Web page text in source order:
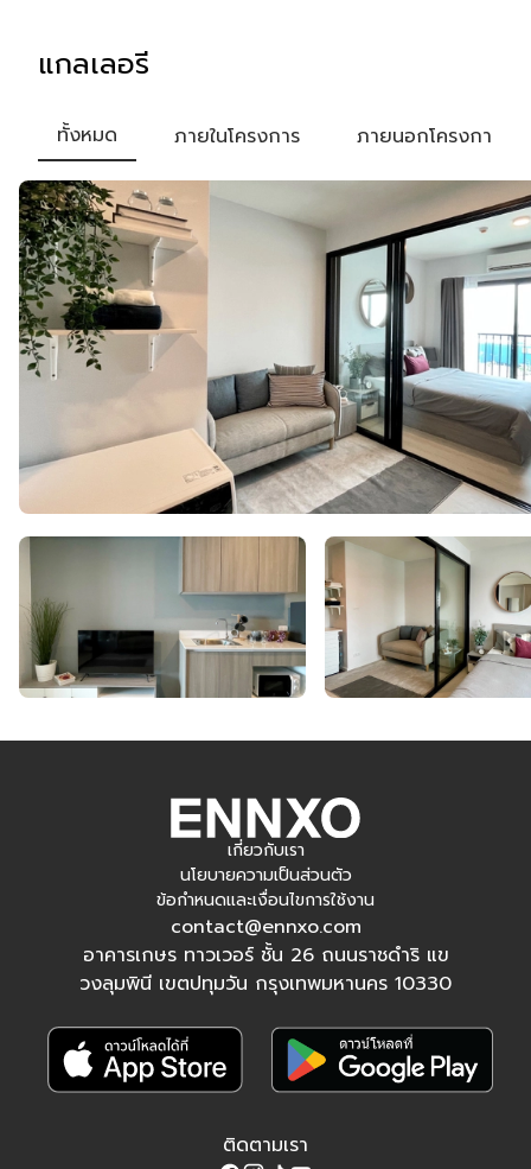
แกลเลอรี
ทั้งหมด ภายในโครงการ ภายนอกโครงการ
เกี่ยวกับเรา
นโยบายความเป็นส่วนตัว
ข้อกำหนดและเงื่อนไขการใช้งาน
contact@ennxo.com
อาคารเกษร ทาวเวอร์ ชั้น 26 ถนนราชดำริ แข
วงลุมพินี เขตปทุมวัน กรุงเทพมหานคร 10330
ติดตามเรา